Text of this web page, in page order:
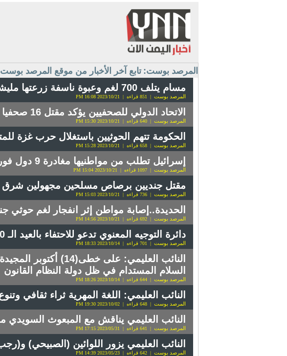
المرصد بوست: تابع آخر الأخبار من موقع المرصد بوست
مسام يتلف 700 لغم وعبوة ناسفة زرعتها مليشيات الحوثي بمأرب
المرصد بوست | 851 قراءه | 2023/10/21 16:08 PM
الاتحاد الدولي للصحفيين يؤكد مقتل 16 صحفيا فلسطينيا في غزة
المرصد بوست | 640 قراءه | 2023/10/21 15:30 PM
الحكومة تتهم الحوثيين باستغلال حرب غزة
المرصد بوست | 658 قراءه | 2023/10/21 15:28 PM
إسرائيل تطلب من مواطنيها مغادرة 9 دول فورا وتحذر من السفر اليها
المرصد بوست | 1097 قراءه | 2023/10/21 15:04 PM
مقتل جنديين برصاص مسلحين مجهولين
المرصد بوست | 736 قراءه | 2023/10/21 15:03 PM
الحديدة..إصابة مواطن إثر انفجار لغم حوثي
المرصد بوست | 692 قراءه | 2023/10/21 14:56 PM
دائرة التوجيه المعنوي تدعو للاحتفاء بالعيد الـ 60 لثورة 14 أكتوبر المجيدة
المرصد بوست | 701 قراءه | 2023/10/14 18:33 PM
النائب العليمي: على
السلام المستدام في ظل دولة النظام القانون
المرصد بوست | 644 قراءه | 2023/10/14 18:26 PM
النائب العليمي: اللغة المهرية ثراء ثقافي
المرصد بوست | 648 قراءه | 2023/10/02 19:30 PM
النائب العليمي يناقش مع المبعوث
المرصد بوست | 641 قراءه | 2023/05/31 17:15 PM
النائب العليمي يزور اللوائين (الصبيحي)
المرصد بوست | 642 قراءه | 2023/05/23 14:39 PM